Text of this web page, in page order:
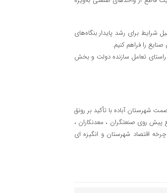
شرایط برای رشد پایدار بنگاه‌های
را فراهم کنیم.
راستای تعامل سازنده دولت و بخش
شهرستان آباده با تأکید بر رونق
روی صنعتگران ، معدنکاران ،
اقتصاد شهرستان و انگیزه ای